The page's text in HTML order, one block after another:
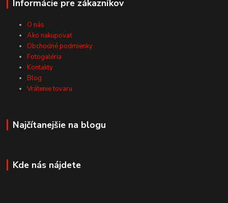
Informácie pre zákazníkov
O nás
Ako nakupovať
Obchodné podmienky
Fotogaléria
Kontakty
Blog
Vrátenie tovaru
Najčítanejšie na blogu
Kde nás nájdete